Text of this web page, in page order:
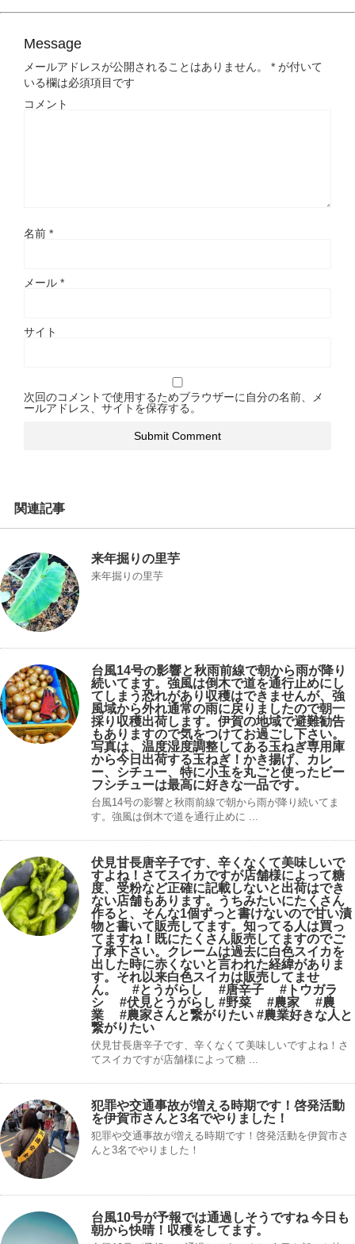
Message
メールアドレスが公開されることはありません。 * が付いて
いる欄は必須項目です
コメント
名前 *
メール *
サイト
次回のコメントで使用するためブラウザーに自分の名前、メ
ールアドレス、サイトを保存する。
関連記事
来年掘りの里芋
来年掘りの里芋
台風14号の影響と秋雨前線で朝から雨が降り
続いてます。強風は倒木で道を通行止めにし
てしまう恐れがあり収穫はできませんが、強
風域から外れ通常の雨に戻りましたので朝一
採り収穫出荷します。伊賀の地域で避難勧告
もありますので気をつけてお過ごし下さい。
写真は、温度湿度調整してある玉ねぎ専用庫
から今日出荷する玉ねぎ！かき揚げ、カレ
ー、シチュー、特に小玉を丸ごと使ったビー
フシチューは最高に好きな一品です。
台風14号の影響と秋雨前線で朝から雨が降り続いてま
す。強風は倒木で道を通行止めに ...
伏見甘長唐辛子です、辛くなくて美味しいで
すよね！さてスイカですが店舗様によって糖
度、受粉など正確に記載しないと出荷はでき
ない店舗もあります。うちみたいにたくさん
作ると、そんな1個ずっと書けないので甘い漬
物と書いて販売してます。知ってる人は買っ
てますね！既にたくさん販売してますのでご
了承下さい。クレームは過去に白色スイカを
出した時に赤くないと言われた経緯がありま
す。それ以来白色スイカは販売してませ
ん。 #とうがらし #唐辛子 #トウガラ
シ #伏見とうがらし #野菜 #農家 #農
業 #農家さんと繋がりたい #農業好きな人と
繋がりたい
伏見甘長唐辛子です、辛くなくて美味しいですよね！さ
てスイカですが店舗様によって糖 ...
犯罪や交通事故が増える時期です！啓発活動
を伊賀市さんと3名でやりました！
犯罪や交通事故が増える時期です！啓発活動を伊賀市さ
んと3名でやりました！
台風10号が予報では通過しそうですね 今日も
朝から快晴！収穫をしてます。